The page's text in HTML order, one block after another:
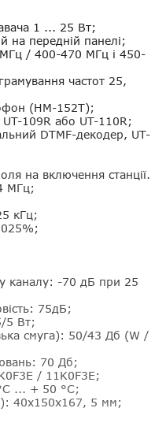
1 ... 25 Вт;
на передній панелі;
МГц / 400-470 МГц і 450-
частот 25,
(HM-152T);
109R або UT-110R;
DTMF-декодер, UT-
на включення станції.
МГц;
кГц;
каналу: -70 дБ при 25
75дБ;
5 Вт;
смуга): 50/43 Дб (W /
70 Дб;
/ 11K0F3E;
... + 50 °С;
40х150х167, 5 мм;